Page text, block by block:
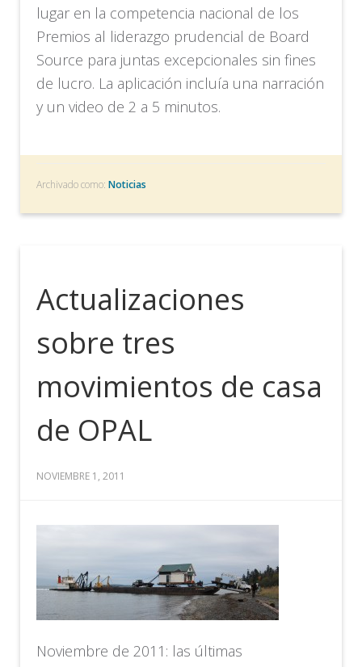
lugar en la competencia nacional de los
Premios al liderazgo prudencial de Board
Source para juntas excepcionales sin fines
de lucro. La aplicación incluía una narración
y un video de 2 a 5 minutos.
Archivado como:Noticias
Actualizaciones
sobre tres
movimientos de casa
de OPAL
NOVIEMBRE 1, 2011
Noviembre de 2011: las últimas